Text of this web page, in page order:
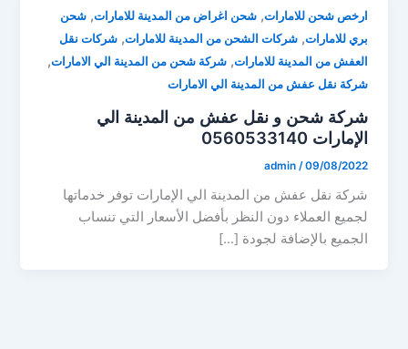
ارخص شحن للامارات,شحن اغراض من المدينة للامارات,شحن
بري للامارات,شركات الشحن من المدينة للامارات,شركات نقل
العفش من المدينة للامارات,شركة شحن من المدينة الي الامارات,
شركة نقل عفش من المدينة الي الامارات
شركة شحن و نقل عفش من المدينة الي
الإمارات 0560533140
admin /09/08/2022
شركة نقل عفش من المدينة الي الإمارات توفر خدماتها
لجميع العملاء دون النظر بأفضل الأسعار التي تنساب
الجميع بالإضافة لجودة […]